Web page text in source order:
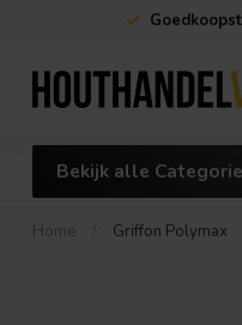
Bekijk alle
Home Griffon Polymax